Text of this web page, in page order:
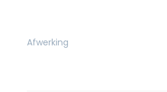
Afwerking